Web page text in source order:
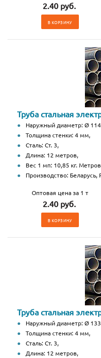
2.40 руб.
В КОРЗИНУ
Труба стальная
Наружный диаметр: Ø
Толщина стенки: 4 мм,
Сталь: Ст. 3,
Длина: 12 метров,
Вес 1 мп: 10,85 кг.
Производство: Беларусь,
Оптовая цена за 1 т
2.40 руб.
В КОРЗИНУ
Труба стальная
Наружный диаметр: Ø
Толщина стенки: 4 мм,
Сталь: Ст. 3,
Длина: 12 метров,